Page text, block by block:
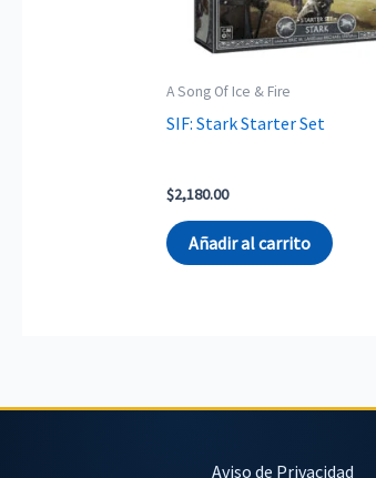
A Song Of Ice & Fire
SIF: Stark Starter Set
$2,180.00
Añadir al carrito
Aviso de Privacidad